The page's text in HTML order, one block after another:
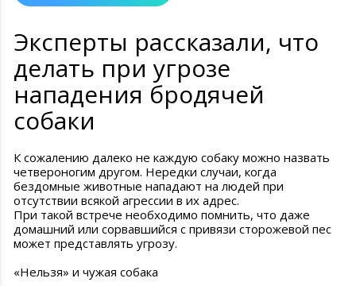
Эксперты рассказали, что
делать при угрозе
нападения бродячей
собаки
К сожалению далеко не каждую собаку можно назвать
четвероногим другом. Нередки случаи, когда
бездомные животные нападают на людей при
отсутствии всякой агрессии в их адрес.
При такой встрече необходимо помнить, что даже
домашний или сорвавшийся с привязи сторожевой пес
может представлять угрозу.
«Нельзя» и чужая собака